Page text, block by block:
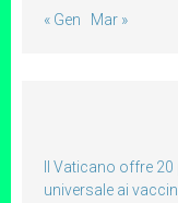
« Gen Mar »
Il Vaticano offre
universale ai